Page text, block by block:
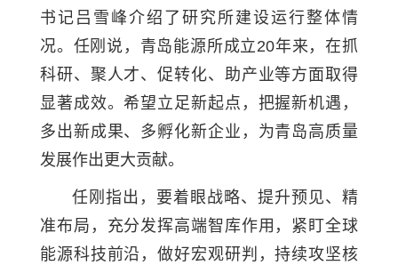
书记吕雪峰介绍了研究所建设运行整体情
况。任刚说，青岛能源所成立20年来，在抓
科研、聚人才、促转化、助产业等方面取得
显著成效。希望立足新起点，把握新机遇，
多出新成果、多孵化新企业，为青岛高质量
发展作出更大贡献。
任刚指出，要着眼战略、提升预见、精
准布局，充分发挥高端智库作用，紧盯全球
能源科技前沿，做好宏观研判，持续攻坚核